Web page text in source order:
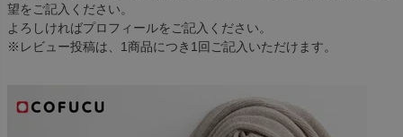
望をご記入ください。
よろしければプロフィールをご記入ください。
※レビュー投稿は、1商品につき1回ご記入いただけます。